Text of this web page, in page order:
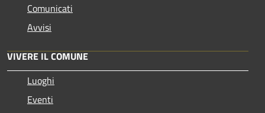
Comunicati
Avvisi
VIVERE IL COMUNE
Luoghi
Eventi